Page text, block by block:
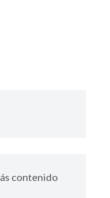
contenido